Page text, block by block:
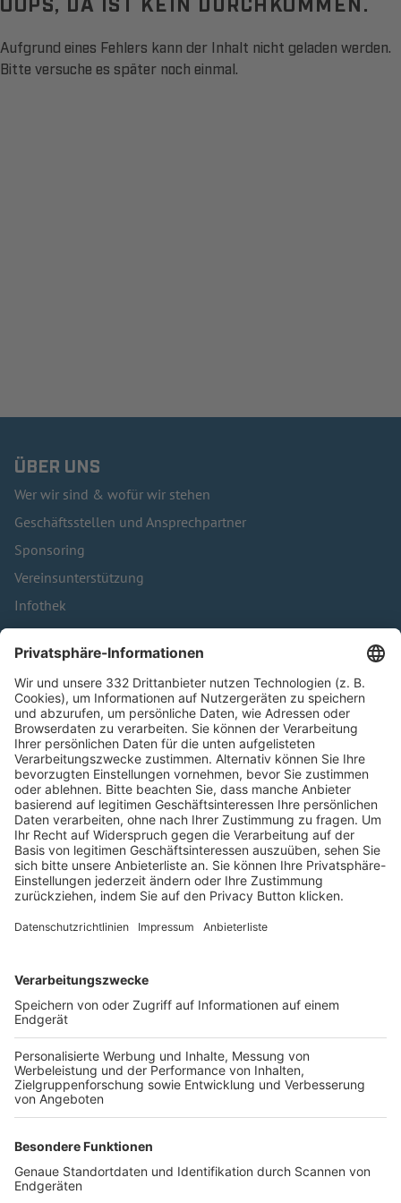
Aufgrund eines Fehlers kann der Inhalt nicht geladen werden.
Bitte versuche es später noch einmal.
ÜBER UNS
Wer wir sind & wofür wir stehen
Geschäftsstellen und Ansprechpartner
Sponsoring
Vereinsunterstützung
Infothek
Kontakt
HÄUFIG BESUCHTE SEITEN
Pässe und Vereinswechsel
Trainerausbildung
Schulungsangebot Vereinsmitarbeiter
BFV-Geschäftsstellen
Trainerbörse
Login SpielPlus
FOLGE DEM BFV
TOP-VEREINE
TOP-PARTNER